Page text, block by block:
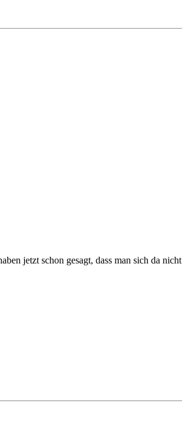
jetzt schon gesagt, dass man sich da